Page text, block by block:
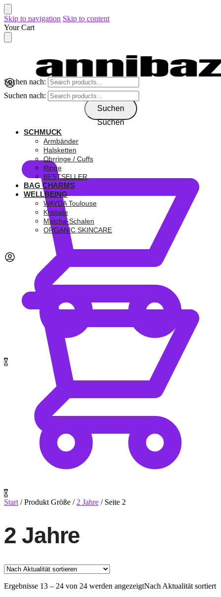
Skip to navigation Skip to content
Your Cart
Suchen nach:
Suchen
0
Suchen nach:
Suchen
SCHMUCK
Armbänder
Halsketten
Ohrringe / Cuffs
Ringe
BESTSELLER
BAG CHARMS
WELLBEING
WAYDA Toulouse
Kristalle
Matcha-Schalen
ORGANIC SKINCARE
0
Start /Produkt Größe / 2 Jahre / Seite 2
2 Jahre
Ergebnisse 13 – 24 von 24 werden angezeigtNach Aktualität sortiert